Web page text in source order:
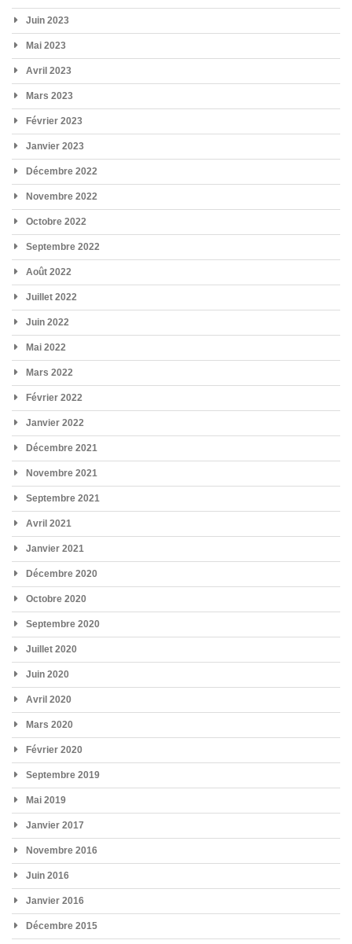
Juin 2023
Mai 2023
Avril 2023
Mars 2023
Février 2023
Janvier 2023
Décembre 2022
Novembre 2022
Octobre 2022
Septembre 2022
Août 2022
Juillet 2022
Juin 2022
Mai 2022
Mars 2022
Février 2022
Janvier 2022
Décembre 2021
Novembre 2021
Septembre 2021
Avril 2021
Janvier 2021
Décembre 2020
Octobre 2020
Septembre 2020
Juillet 2020
Juin 2020
Avril 2020
Mars 2020
Février 2020
Septembre 2019
Mai 2019
Janvier 2017
Novembre 2016
Juin 2016
Janvier 2016
Décembre 2015